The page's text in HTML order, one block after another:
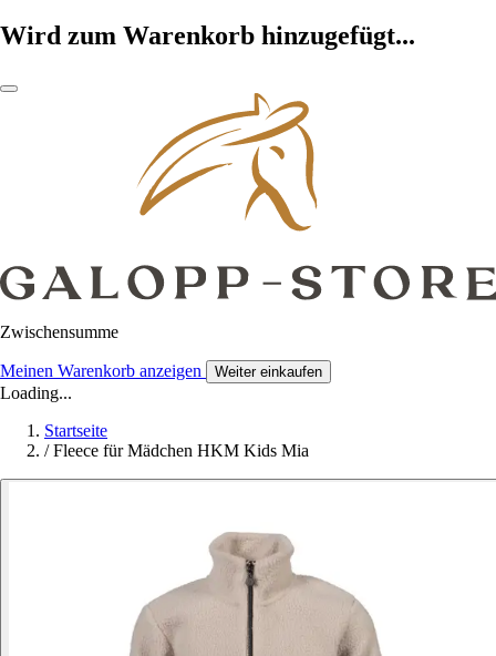
Wird zum Warenkorb hinzugefügt...
Zwischensumme
Meinen Warenkorb anzeigen Weiter einkaufen
Loading...
Startseite
/ Fleece für Mädchen HKM Kids Mia